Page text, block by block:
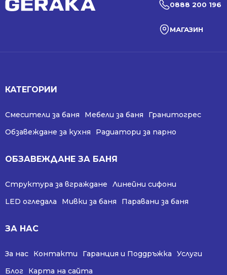
0888 200 196
МАГАЗИН
КАТЕГОРИИ
Смесители за баня Мебели за баня
Гранитогрес
Обзавеждане за кухня
Радиатори за парно
ОБЗАВЕЖДАНЕ ЗА БАНЯ
Структура за вграждане
Линейни сифони
LED огледала
Мивки за баня Паравани за баня
ЗА НАС
За нас Контакти Гаранция и Поддръжка
Услуги
Блог
Карта на сайта